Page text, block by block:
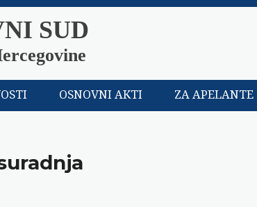
SUD
OSNOVNI AKTI ZA APELANTE